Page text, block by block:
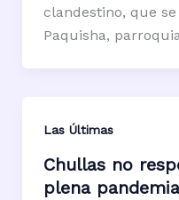
clandestino, que
Paquisha,
Las Últimas
Chullas no
plena pandemia